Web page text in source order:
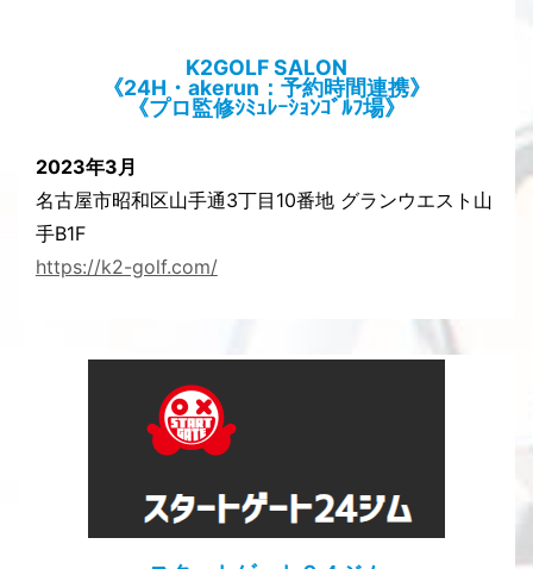
K2GOLF SALON
《24H・akerun：予約時間連携》
《プロ監修ｼﾐｭﾚｰｼｮﾝｺﾞﾙﾌ場》
2023年3月
名古屋市昭和区山手通3丁目10番地 グランウエスト山
手B1F
https://k2-golf.com/